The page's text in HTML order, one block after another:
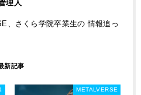
理人
、さくら学院卒業生の 情報追っ
METALVERSE